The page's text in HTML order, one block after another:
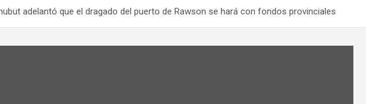
adelantó que el dragado del puerto de Rawson se hará con fondos provinciales